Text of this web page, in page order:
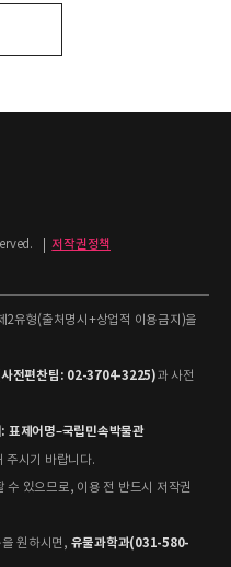
저작권정책
2유형(출처명시+상업적 이용금지)을
전편찬팀: 02-3704-3225)과 사전
표제어명–국립민속박물관
주시기 바랍니다.
수 있으므로, 이용 전 반드시 저작권
원하시면, 유물과학과(031-580-